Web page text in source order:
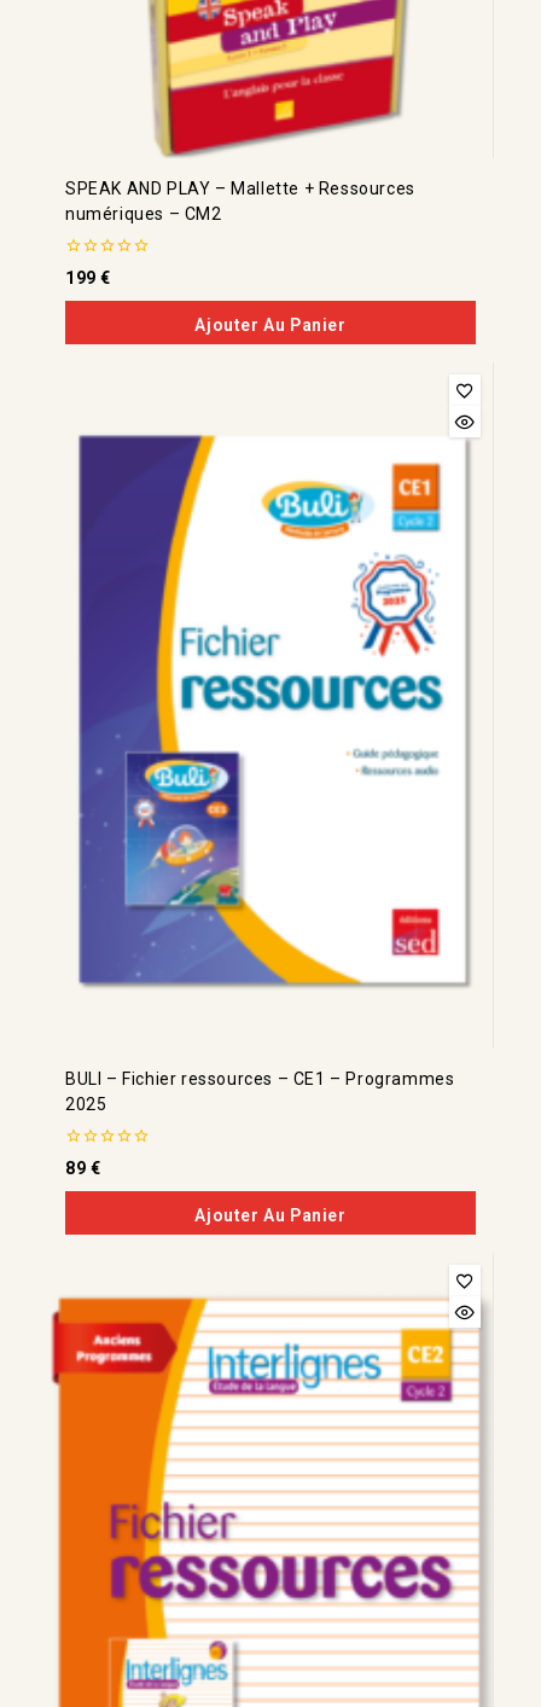
SPEAK AND PLAY – Mallette + Ressources
numériques – CM2
0
de
5
199€
Ajouter Au Panier
BULI – Fichier ressources – CE1 – Programmes
2025
0
de
5
89 €
Ajouter Au Panier